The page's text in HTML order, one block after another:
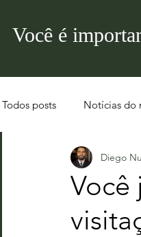
Você é
Todos posts Notícias do
Você
Diego